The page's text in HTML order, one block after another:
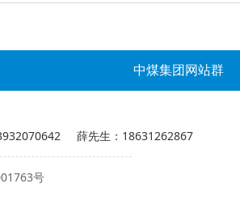
号
薛先生：18631262867
中煤集团网站群